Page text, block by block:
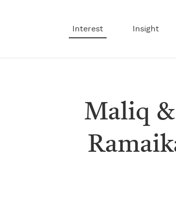
Interest Insight
Maliq